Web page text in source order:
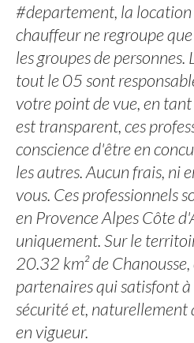
#departement, la
chauffeur ne regroupe
les groupes de personnes.
tout le 05 sont
votre point de vue, en
est transparent, ces
conscience d'être en
les autres. Aucun frais, ni
vous. Ces professionnels
en Provence Alpes Côte
uniquement. Sur le
20.32 km² de Chanousse,
partenaires qui satisfont
sécurité et,
en vigueur.